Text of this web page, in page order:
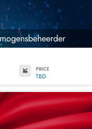
PRICE
TBD